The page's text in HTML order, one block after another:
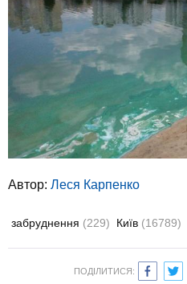
Автор: Леся Карпенко
забруднення (229) Київ (16789)
ПОДІЛИТИСЯ: